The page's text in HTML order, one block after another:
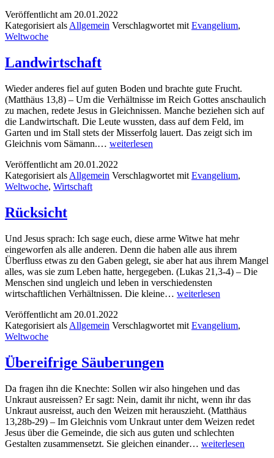
Veröffentlicht am 20.01.2022
Kategorisiert alsAllgemein Verschlagwortet mitEvangelium,
Weltwoche
Landwirtschaft
Wieder anderes fiel auf guten Boden und brachte gute Frucht.
(Matthäus 13,8) – Um die Verhältnisse im Reich Gottes anschaulich
zu machen, redete Jesus in Gleichnissen. Manche beziehen sich auf
die Landwirtschaft. Die Leute wussten, dass auf dem Feld, im
Garten und im Stall stets der Misserfolg lauert. Das zeigt sich im
Gleichnis vom Sämann.… Landwirtschaft
weiterlesen
Veröffentlicht am 20.01.2022
Kategorisiert als Allgemein Verschlagwortet mit Evangelium,
Weltwoche, Wirtschaft
Rücksicht
Und Jesus sprach: Ich sage euch, diese arme Witwe hat mehr
eingeworfen als alle anderen. Denn die haben alle aus ihrem
Überfluss etwas zu den Gaben gelegt, sie aber hat aus ihrem Mangel
alles, was sie zum Leben hatte, hergegeben. (Lukas 21,3-4) – Die
Menschen sind ungleich und leben in verschiedensten
wirtschaftlichen Verhältnissen. Die kleine… Rücksicht
weiterlesen
Veröffentlicht am 20.01.2022
Kategorisiert als Allgemein Verschlagwortet mit Evangelium,
Weltwoche
Übereifrige Säuberungen
Da fragen ihn die Knechte: Sollen wir also hingehen und das
Unkraut ausreissen? Er sagt: Nein, damit ihr nicht, wenn ihr das
Unkraut ausreisst, auch den Weizen mit herauszieht. (Matthäus
13,28b-29) – Im Gleichnis vom Unkraut unter dem Weizen redet
Jesus über die Gemeinde, die sich aus guten und schlechten
Gestalten zusammensetzt. Sie gleichen einander… Übereifrige
weiterlesen